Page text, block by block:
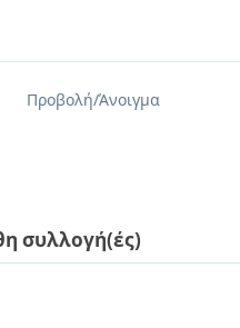
Προβολή/Άνοιγμα
συλλογή(ές)